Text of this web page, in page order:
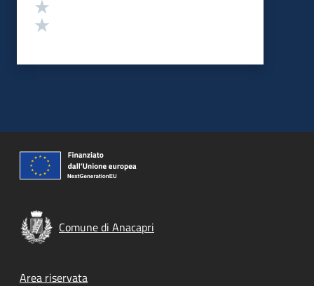
Comune di Anacapri
Area riservata